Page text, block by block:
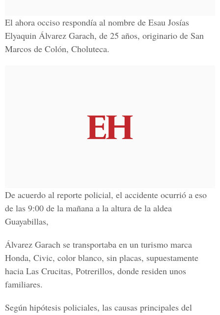
El ahora occiso respondía al nombre de Esau Josías
Elyaquin Álvarez Garach, de 25 años, originario de San
Marcos de Colón, Choluteca.
De acuerdo al reporte policial, el accidente ocurrió a eso
de las 9:00 de la mañana a la altura de la aldea
Guayabillas,
Álvarez Garach se transportaba en un turismo marca
Honda, Civic, color blanco, sin placas, supuestamente
hacia Las Crucitas, Potrerillos, donde residen unos
familiares.
Según hipótesis policiales, las causas principales del